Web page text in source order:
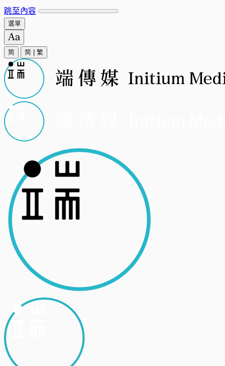
跳至內容
選單
简 简 繁